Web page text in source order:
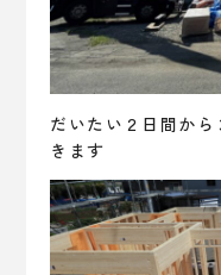
だいたい２日間か
きます